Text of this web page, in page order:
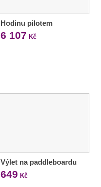
Hodinu pilotem
6 107 Kč
Výlet na paddleboardu
649 Kč